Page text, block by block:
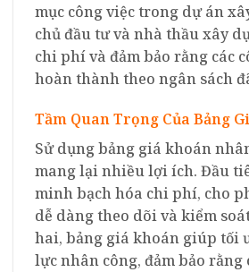
mục công việc trong dự án
chủ đầu tư và nhà thầu xây
chi phí và đảm bảo rằng các
hoàn thành theo ngân sách
Tầm Quan Trọng Của Bảng
Sử dụng bảng giá khoán
mang lại nhiều lợi ích. Đầu
minh bạch hóa chi phí, cho
dễ dàng theo dõi và kiểm
hai, bảng giá khoán giúp tối
lực nhân công, đảm bảo rằng